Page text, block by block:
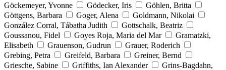
Göckemeyer, Yvonne
Gödecker, Iris
Göhlen, Britta
Göttgens, Barbara
Goger, Alena
Goldmann, Nikolai
González Corral, Tábatha Judith
Gottschalk, Beatriz
Goussanou, Fidel
Goyes Roja, Maria del Mar
Gramatzki,
Elisabeth
Grauenson, Gudrun
Grauer, Roderich
Grebing, Petra
Greifeld, Barbara
Greiner, Bernd
Griesche, Sabine
Griffiths, Ian Alexander
Grins-Bagdahn,